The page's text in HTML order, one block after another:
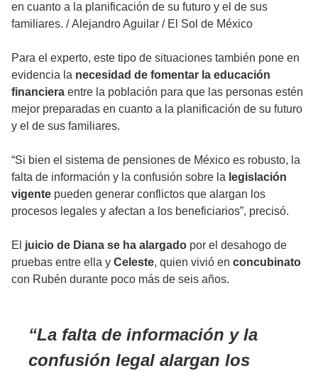
en cuanto a la planificación de su futuro y el de sus
familiares. /Alejandro Aguilar / El Sol de México
Para el experto, este tipo de situaciones también pone en
evidencia la necesidad de fomentar la educación
financiera entre la población para que las personas estén
mejor preparadas en cuanto a la planificación de su futuro
y el de sus familiares.
“Si bien el sistema de pensiones de México es robusto, la
falta de información y la confusión sobre la legislación
vigente pueden generar conflictos que alargan los
procesos legales y afectan a los beneficiarios”, precisó.
El juicio de Diana se ha alargado por el desahogo de
pruebas entre ella y Celeste, quien vivió en concubinato
con Rubén durante poco más de seis años.
La falta de información y la
confusión legal alargan los